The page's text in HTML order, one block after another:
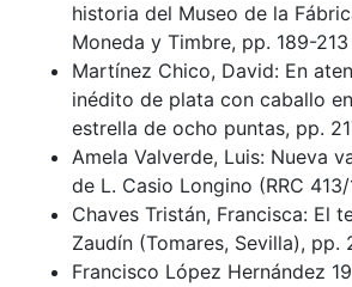
historia del Museo de la
Moneda y Timbre, pp. 189-213
Martínez Chico, David: En
inédito de plata con caballo
estrella de ocho puntas, pp.
Amela Valverde, Luis: Nueva
de L. Casio Longino (RRC
Chaves Tristán, Francisca: El
Zaudín (Tomares, Sevilla), pp.
Francisco López Hernández